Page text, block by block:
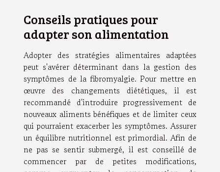
Conseils pratiques pour
adapter son alimentation
Adopter des stratégies alimentaires adaptées
peut s'avérer déterminant dans la gestion des
symptômes de la fibromyalgie. Pour mettre en
œuvre des changements diététiques, il est
recommandé d'introduire progressivement de
nouveaux aliments bénéfiques et de limiter ceux
qui pourraient exacerber les symptômes. Assurer
un équilibre nutritionnel est primordial. Afin de
ne pas se sentir submergé, il est conseillé de
commencer par de petites modifications,